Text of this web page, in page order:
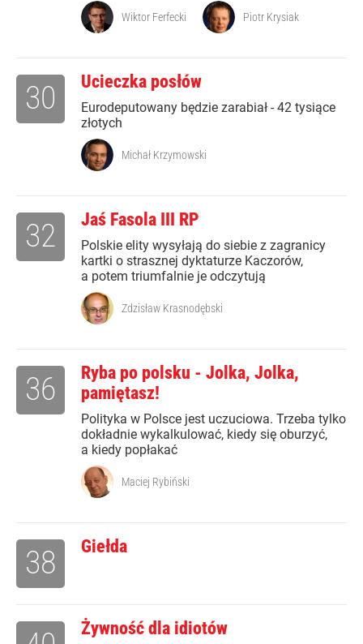
Wiktor Ferfecki Piotr Krysiak
Ucieczka posłów
Eurodeputowany będzie zarabiał - 42 tysiące
złotych
30
Michał Krzymowski
Jaś Fasola III RP
Polskie elity wysyłają do siebie z zagranicy
kartki o strasznej dyktaturze Kaczorów,
a potem triumfalnie je odczytują
32
Zdzisław Krasnodębski
Ryba po polsku - Jolka, Jolka,
pamiętasz!
Polityka w Polsce jest uczuciowa. Trzeba tylko
dokładnie wykalkulować, kiedy się oburzyć,
a kiedy popłakać
36
Maciej Rybiński
Giełda
38
Żywność dla idiotów